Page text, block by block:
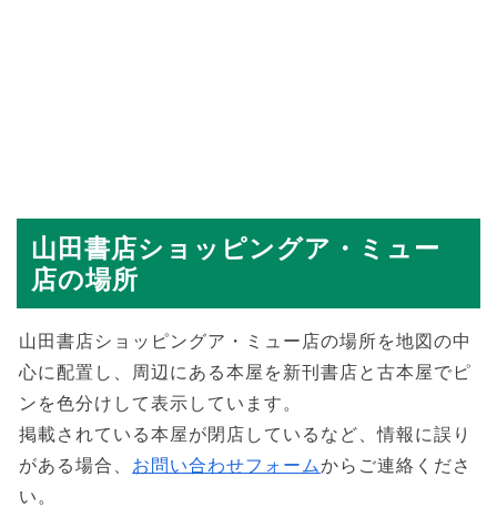
山田書店ショッピングア・ミュー
店の場所
山田書店ショッピングア・ミュー店の場所を地図の中
心に配置し、周辺にある本屋を新刊書店と古本屋でピ
ンを色分けして表示しています。
掲載されている本屋が閉店しているなど、情報に誤り
がある場合、 お問い合わせフォームからご連絡くださ
い。